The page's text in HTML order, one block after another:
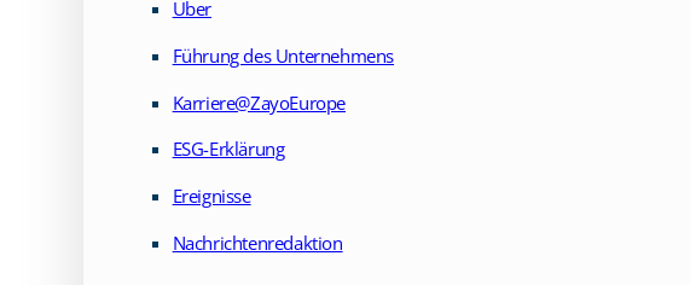
Über
Führung des Unternehmens
Karriere@ZayoEurope
ESG-Erklärung
Ereignisse
Nachrichtenredaktion